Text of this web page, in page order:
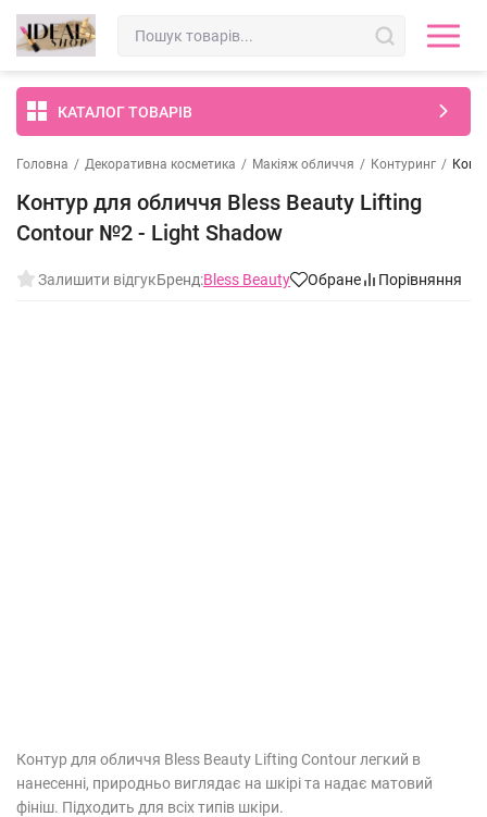
КАТАЛОГ ТОВАРІВ
Головна / Декоративна косметика / Макіяж обличчя / Контуринг /
Контур для обличчя Bless Beauty Lifting
Contour №2 - Light Shadow
Залишити відгукБренд:Bless Beauty Обране Порівняння
Контур для обличчя Bless Beauty Lifting Contour легкий в
нанесенні, природньо виглядає на шкірі та надає матовий
фініш. Підходить для всіх типів шкіри.